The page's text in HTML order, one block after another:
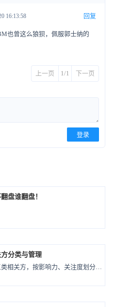
16:13:58 回复
也曾这么狼狈，佩服郭士纳的
上一页 1/1 下一页
登录
盘谁翻盘！
分类与管理